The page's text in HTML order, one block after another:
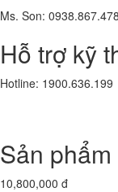
Ms. Son: 0938.867.478
Hỗ trợ kỹ
Hotline: 1900.636.199
Sản
Laptop Dell Latitude
8.100.000 đ
Laptop Dell Latitude
Laptop Dell Latitude
SSD256G- 16.5'
10,800,000 đ
CÔNG TY CỔ PHẦN